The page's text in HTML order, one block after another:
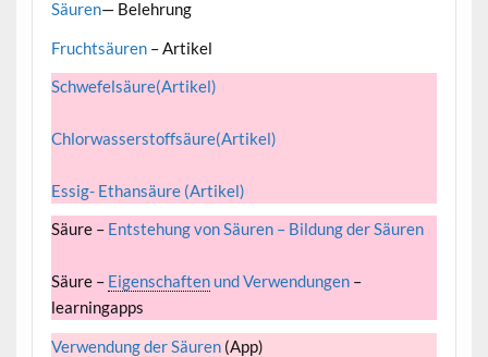
Säuren— Belehrung
Fruchtsäuren– Artikel
Schwefelsäure(Artikel)
Chlorwasserstoffsäure(Artikel)
Essig- Ethansäure (Artikel)
Säure – Entstehung von Säuren – Bildung der Säuren
Säure – Eigenschaftenund Verwendungen–
learningapps
Verwendung der Säuren(App)